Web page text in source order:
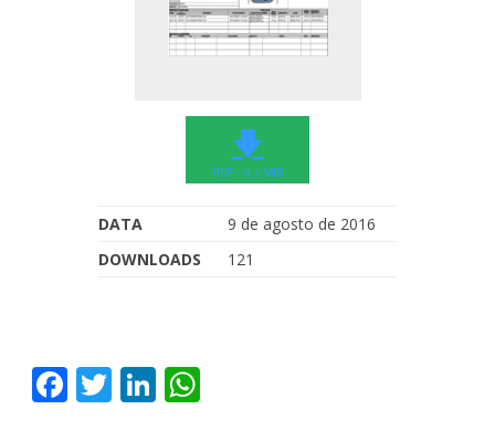
🡇
PDF - 0.1 MIB
DATA
9 de agosto de 2016
DOWNLOADS
121
Facebook
TwitterLinkedIn